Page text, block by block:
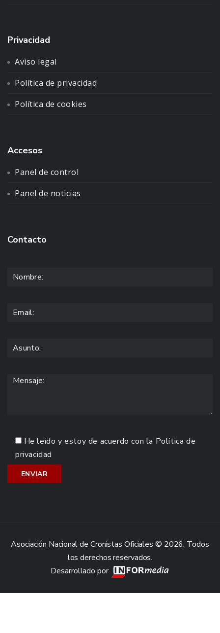
Privacidad
Aviso legal
Política de privacidad
Política de cookies
Accesos
Panel de control
Panel de noticias
Contacto
He leído y estoy de acuerdo con la Política de
privacidad
Asociación Nacional de Cronistas Oficiales © 2026. Todos
los derechos reservados.
Desarrollado por